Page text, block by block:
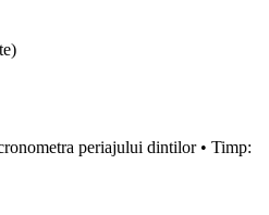
periajului dintilor • Timp: